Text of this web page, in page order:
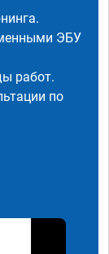
ЭБУ
работ.
по